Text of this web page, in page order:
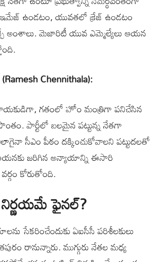
ఇమేజ్ ఉండటం, యువతలో క్రేజ్ ఉండటం
అంశాలు. మెజారిటీ యువ ఎమ్మెల్యేలు ఆయన
Chennithala):
గతంలో హోం మంత్రిగా పనిచేసిన
పార్టీలో బలమైన పట్టున్న నేతగా
సీఎం పీఠం దక్కించుకోవాలని పట్టుదలతో
జరిగిన అన్యాయాన్ని ఈసారి
కోరుతోంది.
ఫైనల్?
సేకరించేందుకు ఏఐసీసీ పరిశీలకులు
రానున్నారు. ముగ్గురు నేతల మధ్య